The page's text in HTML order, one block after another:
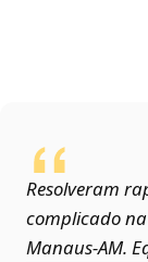
Resolveram
complicado
Manaus‑AM.